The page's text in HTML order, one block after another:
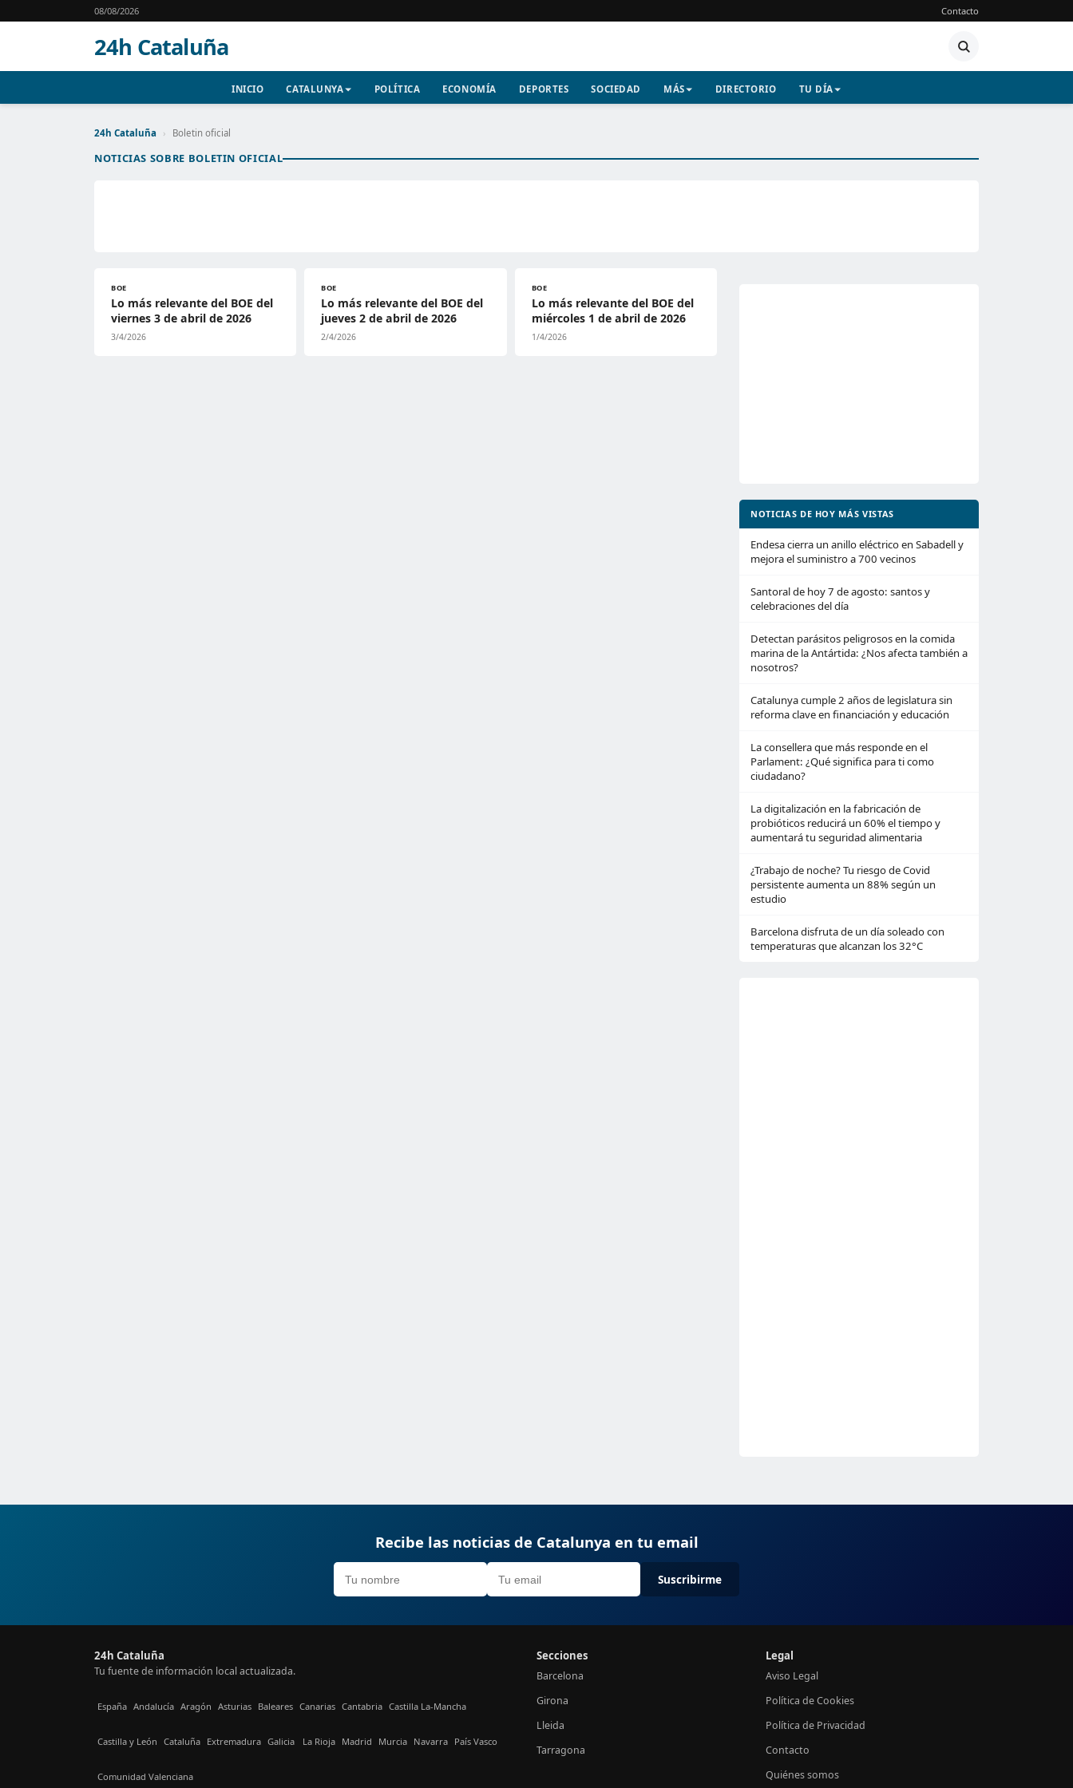
08/08/2026 Contacto
24h Cataluña
INICIO CATALUNYA POLÍTICA ECONOMÍA DEPORTES SOCIEDAD MÁS DIRECTORIO TU DÍA
24h Cataluña › Boletin oficial
NOTICIAS SOBRE BOLETIN OFICIAL
BOE
Lo más relevante del BOE del
viernes 3 de abril de 2026
3/4/2026
BOE
Lo más relevante del BOE del
jueves 2 de abril de 2026
2/4/2026
BOE
Lo más relevante del BOE del
miércoles 1 de abril de 2026
1/4/2026
NOTICIAS DE HOY MÁS VISTAS
Endesa cierra un anillo eléctrico en Sabadell y
mejora el suministro a 700 vecinos
Santoral de hoy 7 de agosto: santos y
celebraciones del día
Detectan parásitos peligrosos en la comida
marina de la Antártida: ¿Nos afecta también a
nosotros?
Catalunya cumple 2 años de legislatura sin
reforma clave en financiación y educación
La consellera que más responde en el
Parlament: ¿Qué significa para ti como
ciudadano?
La digitalización en la fabricación de
probióticos reducirá un 60% el tiempo y
aumentará tu seguridad alimentaria
¿Trabajo de noche? Tu riesgo de Covid
persistente aumenta un 88% según un
estudio
Barcelona disfruta de un día soleado con
temperaturas que alcanzan los 32°C
Recibe las noticias de Catalunya en tu email
Suscribirme
24h Cataluña
Tu fuente de información local actualizada.
España Andalucía Aragón Asturias Baleares Canarias Cantabria Castilla La-Mancha
Castilla y León Cataluña Extremadura Galicia La Rioja Madrid Murcia Navarra País Vasco
Comunidad Valenciana
Secciones
Barcelona
Girona
Lleida
Tarragona
Legal
Aviso Legal
Política de Cookies
Política de Privacidad
Contacto
Quiénes somos